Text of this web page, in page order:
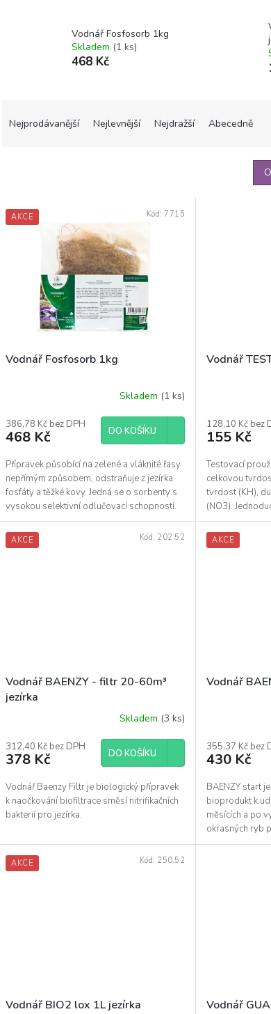
Vodnář Fosfosorb 1kg
Skladem (1 ks)
468 Kč
r
o
Nejprodávanější Nejlevnější Nejdražší Abecedně
V
ý
k
AKCE
Vodnář Fosfosorb 1kg
Skladem (1 ks)
386,78 Kč bez DPH
468 Kč DO KOŠÍKU
Přípravek působící na zelené a vláknité řasy
nepřímým způsobem, odstraňuje z jezírka
fosfáty a těžké kovy. Jedná se o sorbenty s
vysokou selektivní odlučovací schopností.
Lze...
Kód: 7715
Vodnář
128,10 Kč bez
155 Kč
Testovací
celkovou
tvrdost (KH),
(NO3).
hodnoty
AKCE
Vodnář BAENZY - filtr 20-60m³
jezírka
Skladem (3 ks)
312,40 Kč bez DPH
378 Kč DO KOŠÍKU
Vodnář Baenzy Filtr je biologický přípravek
k naočkování biofiltrace směsí nitrifikačních
bakterií pro jezírka.
Kód: 202.52 AKCE
Vodnář
355,37 Kč bez
430 Kč
BAENZY start
bioprodukt k
měsících a po
okrasných ryb
zatížení.
AKCE
Vodnář BIO2 lox 1L jezírka
Kód: 250.52
Vodnář